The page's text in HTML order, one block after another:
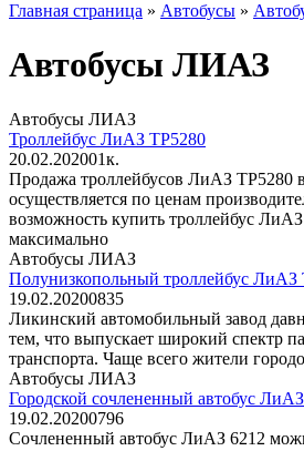
Главная страница » Автобусы »
Автобусы ЛИАЗ
Автобусы ЛИАЗ
Троллейбус ЛиАЗ ТР5280
20.02.202001к.
Продажа троллейбусов ЛиАЗ ТР5280
осуществляется по ценам
возможность купить троллейбус
максимально
Автобусы ЛИАЗ
Полунизкопольный троллейбус ЛиАЗ
19.02.20200835
Ликинский автомобильный завод
тем, что выпускает широкий спектр
транспорта. Чаще всего жители
Автобусы ЛИАЗ
Городской сочлененный автобус
19.02.20200796
Сочлененный автобус ЛиАЗ 6212